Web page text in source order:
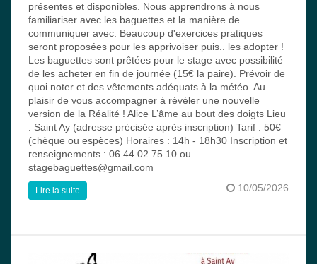
présentes et disponibles. Nous apprendrons à nous
familiariser avec les baguettes et la manière de
communiquer avec. Beaucoup d'exercices pratiques
seront proposées pour les apprivoiser puis.. les adopter !
Les baguettes sont prêtées pour le stage avec possibilité
de les acheter en fin de journée (15€ la paire). Prévoir de
quoi noter et des vêtements adéquats à la météo. Au
plaisir de vous accompagner à révéler une nouvelle
version de la Réalité ! Alice L’âme au bout des doigts Lieu
: Saint Ay (adresse précisée après inscription) Tarif : 50€
(chèque ou espèces) Horaires : 14h - 18h30 Inscription et
renseignements : 06.44.02.75.10 ou
stagebaguettes@gmail.com
10/05/2026
Lire la suite